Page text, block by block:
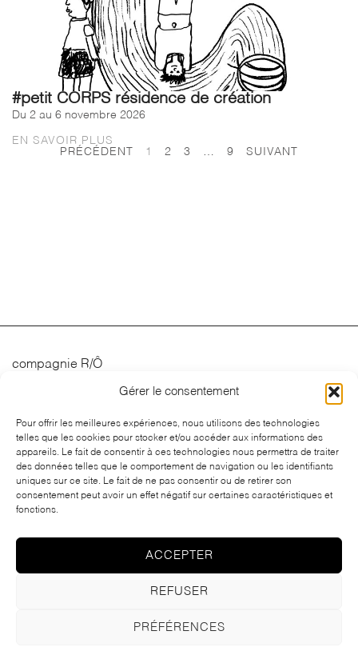
Gérer le consentement
Pour offrir les meilleures expériences, nous utilisons des technologies
telles que les cookies pour stocker et/ou accéder aux informations des
appareils. Le fait de consentir à ces technologies nous permettra de traiter
des données telles que le comportement de navigation ou les identifiants
uniques sur ce site. Le fait de ne pas consentir ou de retirer son
consentement peut avoir un effet négatif sur certaines caractéristiques et
fonctions.
ACCEPTER
REFUSER
PRÉFÉRENCES
#petit CORPS résidence de création
Du 2 au 6 novembre 2026
EN SAVOIR PLUS
PRÉCÉDENT
1 2 3 … 9 SUIVANT
compagnie R/Ô
Actualités
Contact
Copyright © compagnie R/Ô – Tous droits réservés 2023 – Produit par